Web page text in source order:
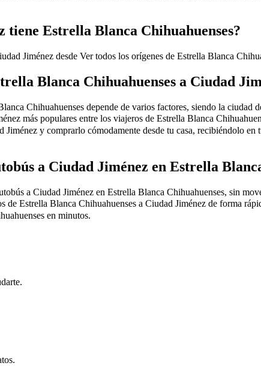
tiene Estrella Blanca Chihuahuenses?
Jiménez desde Ver todos los orígenes de Estrella Blanca
Blanca Chihuahuenses a Ciudad
Chihuahuenses depende de varios factores, siendo la
más populares entre los viajeros de Estrella Blanca
y comprarlo cómodamente desde tu casa, recibiéndolo
a Ciudad Jiménez en Estrella
a Ciudad Jiménez en Estrella Blanca Chihuahuenses, sin
de Estrella Blanca Chihuahuenses a Ciudad Jiménez de forma
en minutos.